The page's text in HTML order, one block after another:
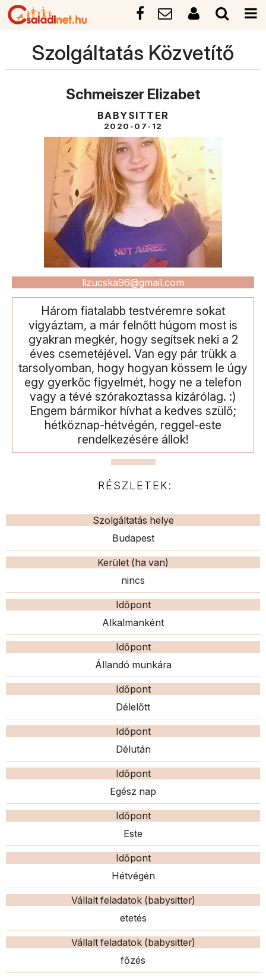
Szolgáltatás Közvetítő
Schmeiszer Elizabet
BABYSITTER
2020-07-12
lizucska96@gmail.com
Három fiatalabb testvéremre sokat
vigyáztam, a már felnőtt húgom most is
gyakran megkér, hogy segítsek neki a 2
éves csemetéjével. Van egy pár trükk a
tarsolyomban, hogy hogyan kössem le úgy
egy gyerkőc figyelmét, hogy ne a telefon
vagy a tévé szórakoztassa kizárólag. :)
Engem bármikor hívhat a kedves szülő;
hétköznap-hétvégén, reggel-este
rendelkezésére állok!
RÉSZLETEK:
Szolgáltatás helye
Budapest
Kerület (ha van)
nincs
Időpont
Alkalmanként
Időpont
Állandó munkára
Időpont
Délelőtt
Időpont
Délután
Időpont
Egész nap
Időpont
Este
Időpont
Hétvégén
Vállalt feladatok (babysitter)
etetés
Vállalt feladatok (babysitter)
főzés